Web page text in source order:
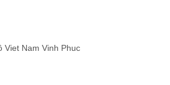
Viet Nam Vinh Phuc